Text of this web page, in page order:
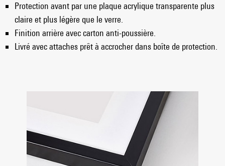
Protection avant par une plaque acrylique transparente plus
claire et plus légère que le verre.
Finition arrière avec carton anti-poussière.
Livré avec attaches prêt à accrocher dans boîte de protection.